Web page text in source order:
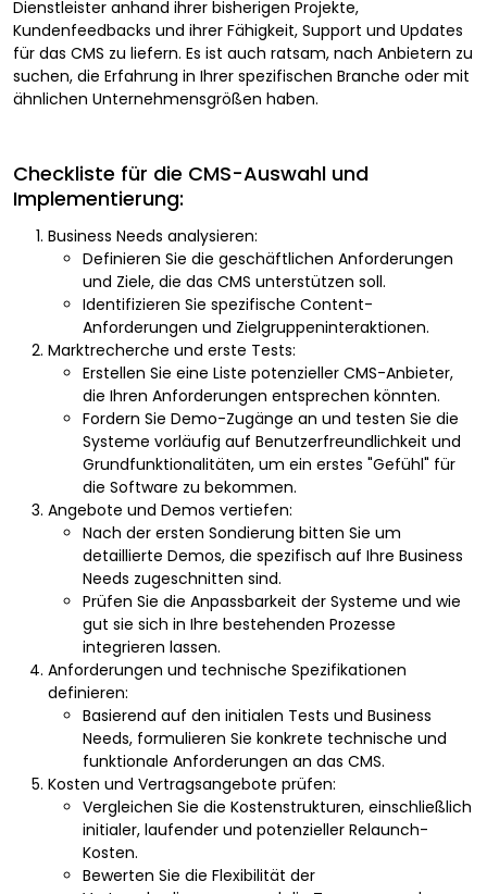
Dienstleister anhand ihrer bisherigen Projekte,
Kundenfeedbacks und ihrer Fähigkeit, Support und Updates
für das CMS zu liefern. Es ist auch ratsam, nach Anbietern zu
suchen, die Erfahrung in Ihrer spezifischen Branche oder mit
ähnlichen Unternehmensgrößen haben.
Checkliste für die CMS-Auswahl und
Implementierung:
Business Needs analysieren:
Definieren Sie die geschäftlichen Anforderungen
und Ziele, die das CMS unterstützen soll.
Identifizieren Sie spezifische Content-
Anforderungen und Zielgruppeninteraktionen.
Marktrecherche und erste Tests:
Erstellen Sie eine Liste potenzieller CMS-Anbieter,
die Ihren Anforderungen entsprechen könnten.
Fordern Sie Demo-Zugänge an und testen Sie die
Systeme vorläufig auf Benutzerfreundlichkeit und
Grundfunktionalitäten, um ein erstes "Gefühl" für
die Software zu bekommen.
Angebote und Demos vertiefen:
Nach der ersten Sondierung bitten Sie um
detaillierte Demos, die spezifisch auf Ihre Business
Needs zugeschnitten sind.
Prüfen Sie die Anpassbarkeit der Systeme und wie
gut sie sich in Ihre bestehenden Prozesse
integrieren lassen.
Anforderungen und technische Spezifikationen
definieren:
Basierend auf den initialen Tests und Business
Needs, formulieren Sie konkrete technische und
funktionale Anforderungen an das CMS.
Kosten und Vertragsangebote prüfen:
Vergleichen Sie die Kostenstrukturen, einschließlich
initialer, laufender und potenzieller Relaunch-
Kosten.
Bewerten Sie die Flexibilität der